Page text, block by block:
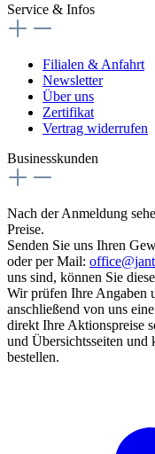
Service & Infos
Filialen & Anfahrt
Newsletter
Über uns
Zertifikat
Vertrag widerrufen
Businesskunden
Nach der Anmeldung
Preise.
Senden Sie uns Ihren
oder per Mail:
uns sind, können Sie
Wir prüfen Ihre Angaben
anschließend von uns
direkt Ihre Aktionspreise
und Übersichtsseiten und
bestellen.